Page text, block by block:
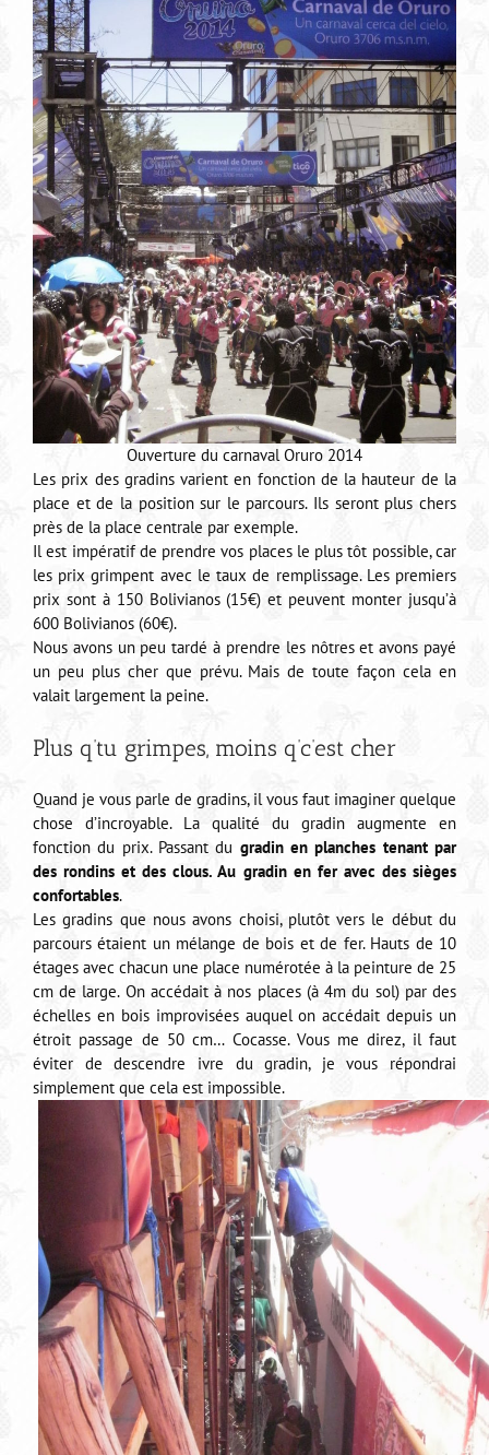
Ouverture du carnaval Oruro 2014
Les prix des gradins varient en fonction de la hauteur de la
place et de la position sur le parcours. Ils seront plus chers
près de la place centrale par exemple.
Il est impératif de prendre vos places le plus tôt possible, car
les prix grimpent avec le taux de remplissage. Les premiers
prix sont à 150 Bolivianos (15€) et peuvent monter jusqu’à
600 Bolivianos (60€).
Nous avons un peu tardé à prendre les nôtres et avons payé
un peu plus cher que prévu. Mais de toute façon cela en
valait largement la peine.
Plus q’tu grimpes, moins q’c’est cher
Quand je vous parle de gradins, il vous faut imaginer quelque
chose d’incroyable. La qualité du gradin augmente en
fonction du prix. Passant du gradin en planches tenant par
des rondins et des clous. Au gradin en fer avec des sièges
confortables.
Les gradins que nous avons choisi, plutôt vers le début du
parcours étaient un mélange de bois et de fer. Hauts de 10
étages avec chacun une place numérotée à la peinture de 25
cm de large. On accédait à nos places (à 4m du sol) par des
échelles en bois improvisées auquel on accédait depuis un
étroit passage de 50 cm… Cocasse. Vous me direz, il faut
éviter de descendre ivre du gradin, je vous répondrai
simplement que cela est impossible.